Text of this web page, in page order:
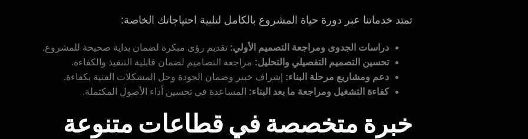
تمتد خدماتنا عبر دورة حياة المشروع بالكامل لتلبية احتياجاتك الخاصة:
دراسات الجدوى ومراجعة التصميم الأولي: تقديم رؤى مبكرة لضمان بداية صحيحة للمشروع.
تحسين التصميم التفصيلي والتحليل: مراجعة التصاميم لضمان قابلية التنفيذ والكفاءة.
دعم ومشاريع مرحلة البناء: إشراف خبير وضمان الجودة وحل المشكلات الفنية بكفاءة.
كفاءة التشغيل ومراجعة ما بعد البناء: المساعدة في تحسين أداء الأصول المكتملة.
خبرة متخصصة في قطاعات متنوعة